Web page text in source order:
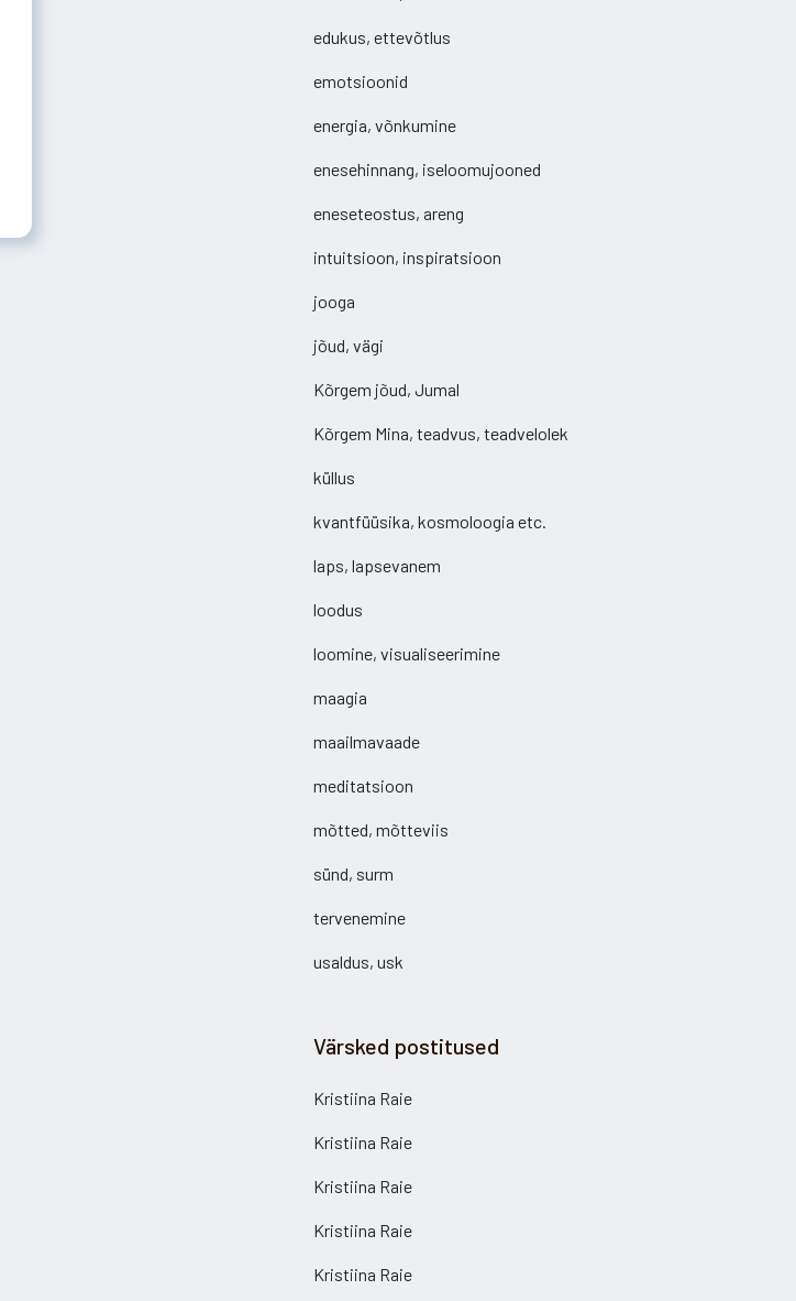
edukus, ettevõtlus
emotsioonid
energia, võnkumine
enesehinnang, iseloomujooned
eneseteostus, areng
intuitsioon, inspiratsioon
jooga
jõud, vägi
Kõrgem jõud, Jumal
Kõrgem Mina, teadvus, teadvelolek
küllus
kvantfüüsika, kosmoloogia etc.
laps, lapsevanem
loodus
loomine, visualiseerimine
maagia
maailmavaade
meditatsioon
mõtted, mõtteviis
sünd, surm
tervenemine
usaldus, usk
Värsked postitused
Kristiina Raie
Kristiina Raie
Kristiina Raie
Kristiina Raie
Kristiina Raie